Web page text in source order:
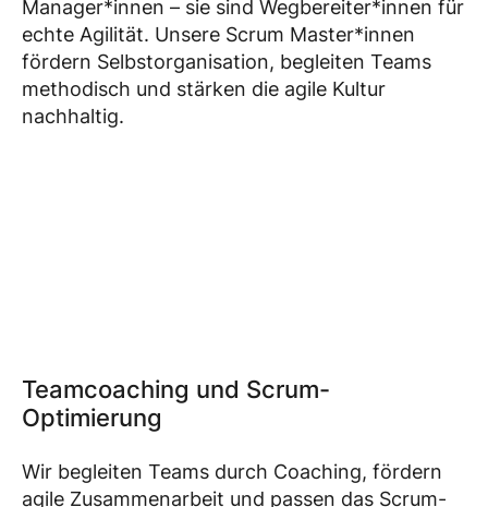
Manager*innen – sie sind Wegbereiter*innen für
echte Agilität. Unsere Scrum Master*innen
fördern Selbstorganisation, begleiten Teams
methodisch und stärken die agile Kultur
nachhaltig.
Teamcoaching und Scrum-
Optimierung
Wir begleiten Teams durch Coaching, fördern
agile Zusammenarbeit und passen das Scrum-